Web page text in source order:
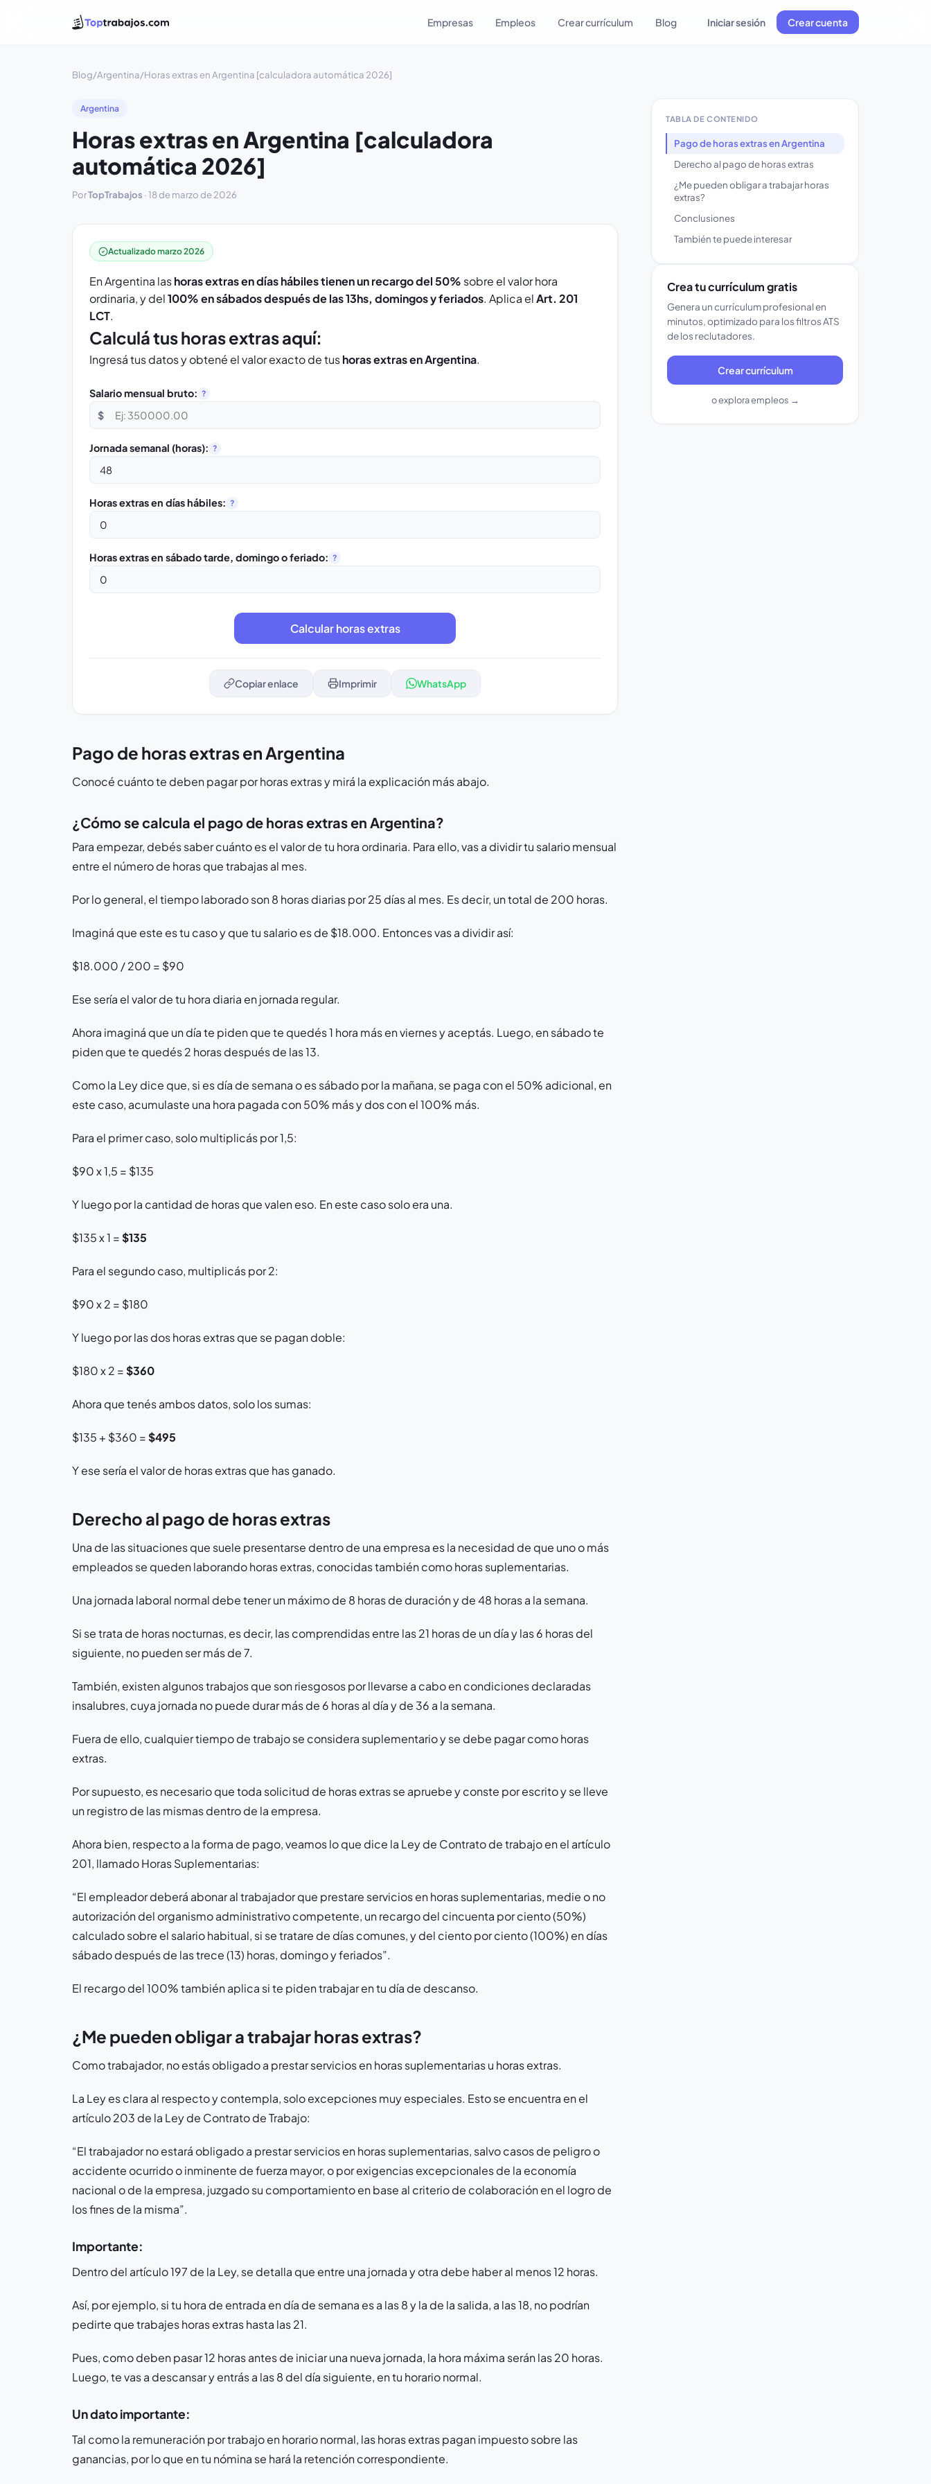
Empresas Empleos Crear currículum Blog Iniciar sesión Crear cuenta
Blog/Argentina/Horas extras en Argentina [calculadora automática 2026]
Argentina
Horas extras en Argentina [calculadora
automática 2026]
PorTopTrabajos ·18 de marzo de 2026
Actualizado marzo 2026
En Argentina lashoras extras en días hábiles tienen un recargo del 50% sobre el valor hora
ordinaria, y del100% en sábados después de las 13hs, domingos y feriados. Aplica elArt. 201
LCT.
Calculá tus horas extras aquí:
Ingresá tus datos y obtené el valor exacto de tushoras extras en Argentina.
Salario mensual bruto: ?
$
Jornada semanal (horas): ?
Horas extras en días hábiles: ?
Horas extras en sábado tarde, domingo o feriado: ?
Calcular horas extras
Copiar enlace Imprimir WhatsApp
Pago de horas extras en Argentina
Conocé cuánto te deben pagar por horas extras y mirá la explicación más abajo.
¿Cómo se calcula el pago de horas extras en Argentina?
Para empezar, debés saber cuánto es el valor de tu hora ordinaria. Para ello, vas a dividir tu salario mensual
entre el número de horas que trabajas al mes.
Por lo general, el tiempo laborado son 8 horas diarias por 25 días al mes. Es decir, un total de 200 horas.
Imaginá que este es tu caso y que tu salario es de $18.000. Entonces vas a dividir así:
$18.000 / 200 = $90
Ese sería el valor de tu hora diaria en jornada regular.
Ahora imaginá que un día te piden que te quedés 1 hora más en viernes y aceptás. Luego, en sábado te
piden que te quedés 2 horas después de las 13.
Como la Ley dice que, si es día de semana o es sábado por la mañana, se paga con el 50% adicional, en
este caso, acumulaste una hora pagada con 50% más y dos con el 100% más.
Para el primer caso, solo multiplicás por 1,5:
$90 x 1,5 = $135
Y luego por la cantidad de horas que valen eso. En este caso solo era una.
$135 x 1 =$135
Para el segundo caso, multiplicás por 2:
$90 x 2 = $180
Y luego por las dos horas extras que se pagan doble:
$180 x 2 =$360
Ahora que tenés ambos datos, solo los sumas:
$135 + $360 =$495
Y ese sería el valor de horas extras que has ganado.
Derecho al pago de horas extras
Una de las situaciones que suele presentarse dentro de una empresa es la necesidad de que uno o más
empleados se queden laborando horas extras, conocidas también como horas suplementarias.
Una jornada laboral normal debe tener un máximo de 8 horas de duración y de 48 horas a la semana.
Si se trata de horas nocturnas, es decir, las comprendidas entre las 21 horas de un día y las 6 horas del
siguiente, no pueden ser más de 7.
También, existen algunos trabajos que son riesgosos por llevarse a cabo en condiciones declaradas
insalubres, cuya jornada no puede durar más de 6 horas al día y de 36 a la semana.
Fuera de ello, cualquier tiempo de trabajo se considera suplementario y se debe pagar como horas
extras.
Por supuesto, es necesario que toda solicitud de horas extras se apruebe y conste por escrito y se lleve
un registro de las mismas dentro de la empresa.
Ahora bien, respecto a la forma de pago, veamos lo que dice la Ley de Contrato de trabajo en el artículo
201, llamado Horas Suplementarias:
“El empleador deberá abonar al trabajador que prestare servicios en horas suplementarias, medie o no
autorización del organismo administrativo competente, un recargo del cincuenta por ciento (50%)
calculado sobre el salario habitual, si se tratare de días comunes, y del ciento por ciento (100%) en días
sábado después de las trece (13) horas, domingo y feriados”.
El recargo del 100% también aplica si te piden trabajar en tu día de descanso.
¿Me pueden obligar a trabajar horas extras?
Como trabajador, no estás obligado a prestar servicios en horas suplementarias u horas extras.
La Ley es clara al respecto y contempla, solo excepciones muy especiales. Esto se encuentra en el
artículo 203 de la Ley de Contrato de Trabajo:
“El trabajador no estará obligado a prestar servicios en horas suplementarias, salvo casos de peligro o
accidente ocurrido o inminente de fuerza mayor, o por exigencias excepcionales de la economía
nacional o de la empresa, juzgado su comportamiento en base al criterio de colaboración en el logro de
los fines de la misma”.
Importante:
Dentro del artículo 197 de la Ley, se detalla que entre una jornada y otra debe haber al menos 12 horas.
Así, por ejemplo, si tu hora de entrada en día de semana es a las 8 y la de la salida, a las 18, no podrían
pedirte que trabajes horas extras hasta las 21.
Pues, como deben pasar 12 horas antes de iniciar una nueva jornada, la hora máxima serán las 20 horas.
Luego, te vas a descansar y entrás a las 8 del día siguiente, en tu horario normal.
Un dato importante:
Tal como la remuneración por trabajo en horario normal, las horas extras pagan impuesto sobre las
ganancias, por lo que en tu nómina se hará la retención correspondiente.
TABLA DE CONTENIDO
Pago de horas extras en Argentina
Derecho al pago de horas extras
¿Me pueden obligar a trabajar horas
extras?
Conclusiones
También te puede interesar
Crea tu currículum gratis
Genera un currículum profesional en
minutos, optimizado para los filtros ATS
de los reclutadores.
Crear currículum
o explora empleos →